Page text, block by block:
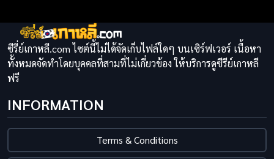
ซีรี่ย์เกาหลี.com ไซต์นี้ไม่ได้จัดเก็บไฟล์ใดๆ บนเซิร์ฟเวอร์ เนื้อหา
ทั้งหมดจัดทำโดยบุคคลที่สามที่ไม่เกี่ยวข้อง ให้บริการดูซีรีย์เกาหลี
ฟรี
INFORMATION
Terms & Conditions